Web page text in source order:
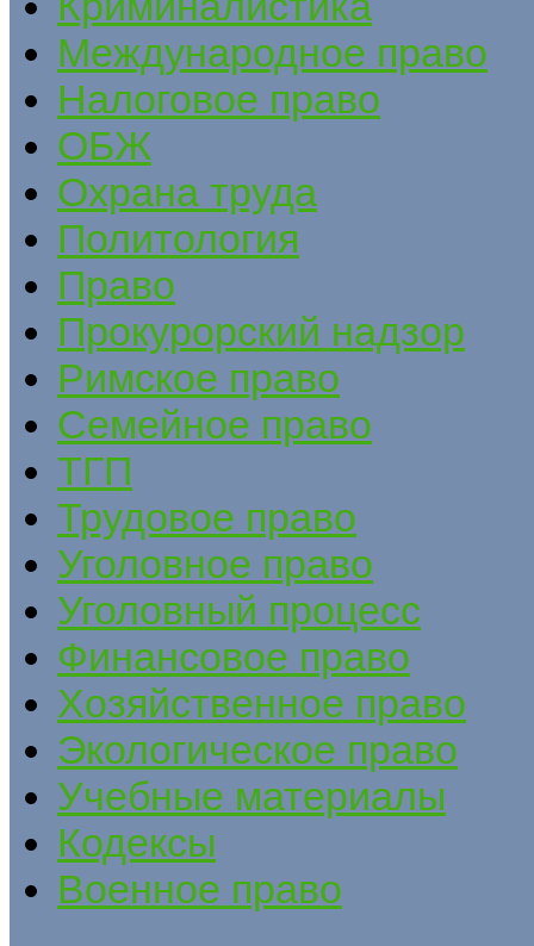
Международное право
Налоговое право
ОБЖ
Охрана труда
Политология
Право
Прокурорский надзор
Римское право
Семейное право
ТГП
Трудовое право
Уголовное право
Уголовный процесс
Финансовое право
Хозяйственное право
Экологическое право
Учебные материалы
Кодексы
Военное право